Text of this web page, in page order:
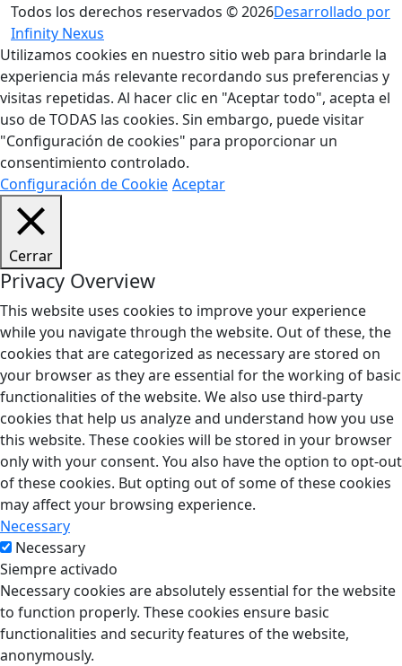
Todos los derechos reservados © 2026Desarrollado por
Infinity Nexus
Utilizamos cookies en nuestro sitio web para brindarle la
experiencia más relevante recordando sus preferencias y
visitas repetidas. Al hacer clic en "Aceptar todo", acepta el
uso de TODAS las cookies. Sin embargo, puede visitar
"Configuración de cookies" para proporcionar un
consentimiento controlado.
Configuración de Cookie Aceptar
Cerrar
Privacy Overview
This website uses cookies to improve your experience
while you navigate through the website. Out of these, the
cookies that are categorized as necessary are stored on
your browser as they are essential for the working of basic
functionalities of the website. We also use third-party
cookies that help us analyze and understand how you use
this website. These cookies will be stored in your browser
only with your consent. You also have the option to opt-out
of these cookies. But opting out of some of these cookies
may affect your browsing experience.
Necessary
Necessary
Siempre activado
Necessary cookies are absolutely essential for the website
to function properly. These cookies ensure basic
functionalities and security features of the website,
anonymously.